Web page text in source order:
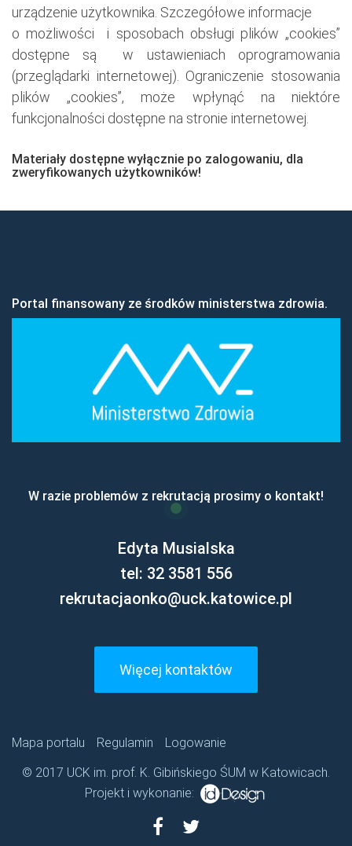
urządzenie użytkownika. Szczegółowe informacje
o możliwości i sposobach obsługi plików „cookies”
dostępne są w ustawieniach oprogramowania
(przeglądarki internetowej). Ograniczenie stosowania
plików „cookies”, może wpłynąć na niektóre
funkcjonalności dostępne na stronie internetowej.
Materiały dostępne wyłącznie po zalogowaniu, dla
zweryfikowanych użytkowników!
Portal finansowany ze środków ministerstwa zdrowia.
W razie problemów z rekrutacją prosimy o kontakt!
Edyta Musialska
tel: 32 3581 556
rekrutacjaonko@uck.katowice.pl
Więcej kontaktów
Mapa portalu Regulamin
Logowanie
© 2017 UCK im. prof. K. Gibińskiego ŚUM w Katowicach.
Projekt i wykonanie: